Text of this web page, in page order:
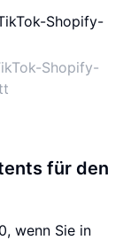
Shopify-
für den
wenn Sie in